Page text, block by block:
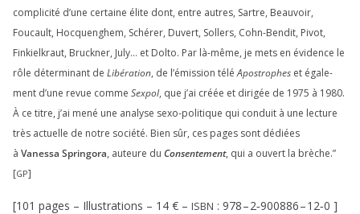
com­pli­ci­té d’une cer­taine élite dont, entre autres, Sartre, Beauvoir,
Foucault, Hocquenghem, Schérer, Duvert, Sollers, Cohn-Bendit, Pivot,
Finkielkraut, Bruckner, July… et Dolto. Par là-même, je mets en évi­dence le
rôle déter­mi­nant de Libération, de l’émission téléApostrophes et éga­le­
ment d’une revue comme Sexpol, que j’ai créée et diri­gée de 1975 à 1980.
À ce titre, j’ai mené une ana­lyse sexo-poli­tique qui conduit à une lec­ture
très actuelle de notre socié­té. Bien sûr, ces pages sont dédiées
à Vanessa Springora, auteure du Consentement, qui a ouvert la brèche.”
[GP]
[101 pages – Illustrations – 14 € – ISBN : 978–2‑900886–12‑0 ]